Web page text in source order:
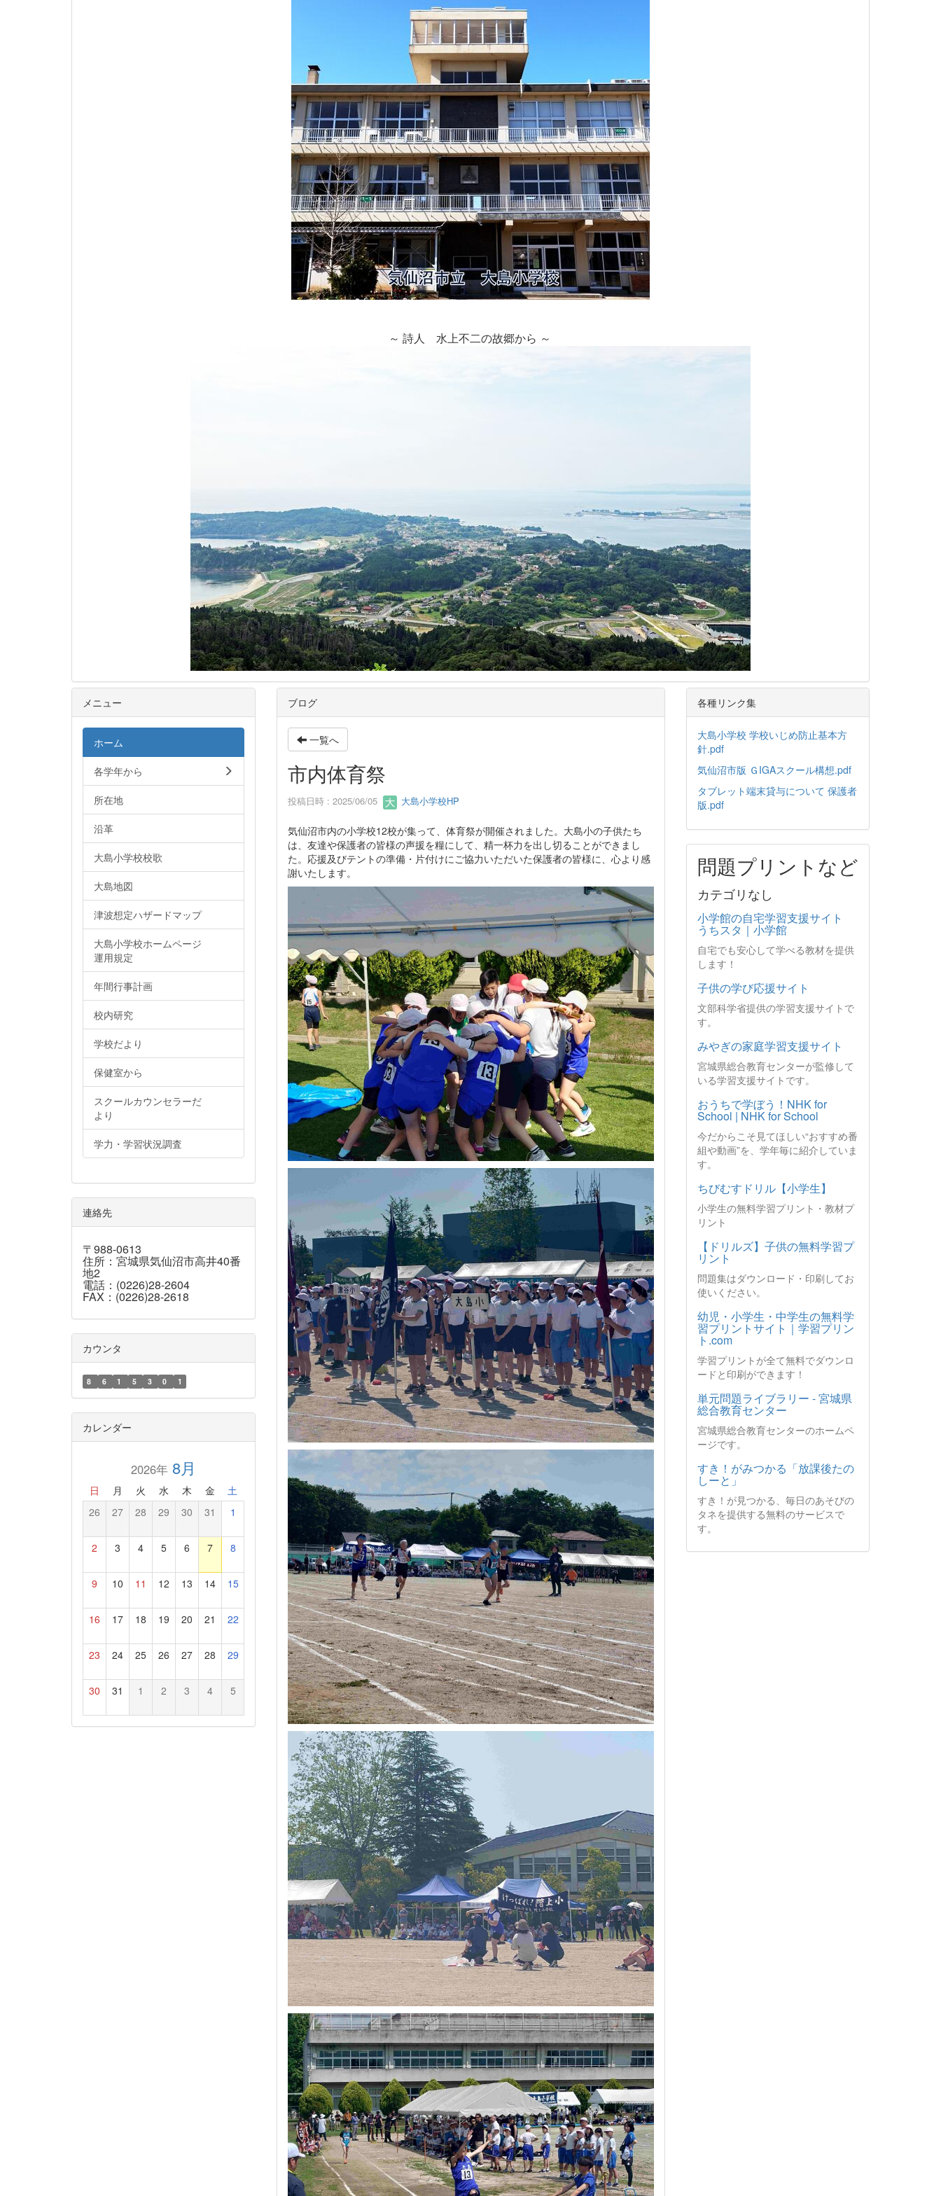
～ 詩人 水上不二の故郷から ～
ブログ
一覧へ
市内体育祭
投稿日時 : 2025/06/05 大島小学校HP
気仙沼市内の小学校12校が集って、体育祭が開催されました。大島小の子供たち
は、友達や保護者の皆様の声援を糧にして、精一杯力を出し切ることができまし
た。応援及びテントの準備・片付けにご協力いただいた保護者の皆様に、心より感
謝いたします。
メニュー
ホーム
各学年から
所在地
沿革
大島小学校校歌
大島地図
津波想定ハザードマップ
大島小学校ホームページ
運用規定
年間行事計画
校内研究
学校だより
保健室から
スクールカウンセラーだ
より
学力・学習状況調査
連絡先
〒988-0613
住所：宮城県気仙沼市高井40番
地2
電話：(0226)28-2604
FAX：(0226)28-2618
カウンタ
8 6 1 5 3 0 1
カレンダー
2026年8月
日 月 火 水 木 金 土
26 27 28 29 30 31 1
2 3 4 5 6 7 8
9 10 11 12 13 14 15
16 17 18 19 20 21 22
23 24 25 26 27 28 29
30 31 1 2 3 4 5
各種リンク集
大島小学校 学校いじめ防止基本方
針.pdf
気仙沼市版 ＧIGAスクール構想.pdf
タブレット端末貸与について 保護者
版.pdf
問題プリントなど
カテゴリなし
小学館の自宅学習支援サイト
うちスタ｜小学館
自宅でも安心して学べる教材を提供
します！
子供の学び応援サイト
文部科学省提供の学習支援サイトで
す。
みやぎの家庭学習支援サイト
宮城県総合教育センターが監修して
いる学習支援サイトです。
おうちで学ぼう！NHK for
School | NHK for School
今だからこそ見てほしい“おすすめ番
組や動画”を、学年毎に紹介していま
す。
ちびむすドリル【小学生】
小学生の無料学習プリント・教材プ
リント
【ドリルズ】子供の無料学習プ
リント
問題集はダウンロード・印刷してお
使いください。
幼児・小学生・中学生の無料学
習プリントサイト｜学習プリン
ト.com
学習プリントが全て無料でダウンロ
ードと印刷ができます！
単元問題ライブラリー - 宮城県
総合教育センター
宮城県総合教育センターのホームペ
ージです。
すき！がみつかる「放課後たの
しーと」
すき！が見つかる、毎日のあそびの
タネを提供する無料のサービスで
す。